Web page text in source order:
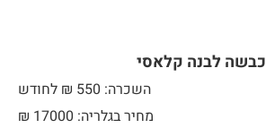
כבשה לבנה קלאסי
השכרה: 550 ₪ לחודש
מחיר בגלריה: 17000 ₪